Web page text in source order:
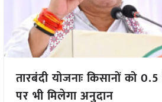
तारबंदी योजनाः किसानों को
पर भी मिलेगा अनुदान